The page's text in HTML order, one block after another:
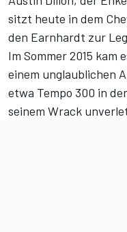
sitzt heute in dem
den Earnhardt zur
Im Sommer 2015 kam
einem unglaublichen
etwa Tempo 300 in
seinem Wrack